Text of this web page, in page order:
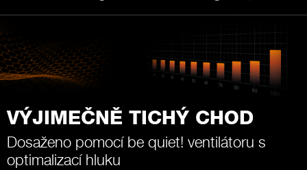
VÝJIMEČNĚ TICHÝ CHOD
Dosaženo pomocí be quiet! ventilátoru s
optimalizací hluku